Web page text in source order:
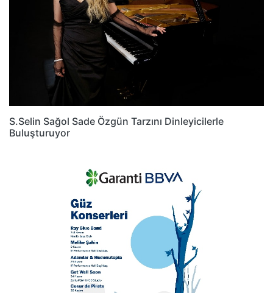
S.Selin Sağol Sade Özgün Tarzını Dinleyicilerle
Buluşturuyor